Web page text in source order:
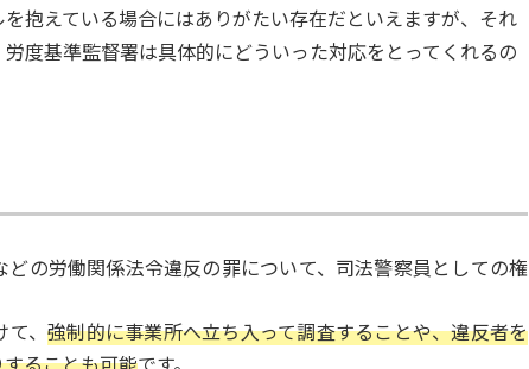
抱えている場合にはありがたい存在だといえますが、それ
度基準監督署は具体的にどういった対応をとってくれるの
の労働関係法令違反の罪について、司法警察員としての権
て、強制的に事業所へ立ち入って調査することや、違反者を
ることも可能です。